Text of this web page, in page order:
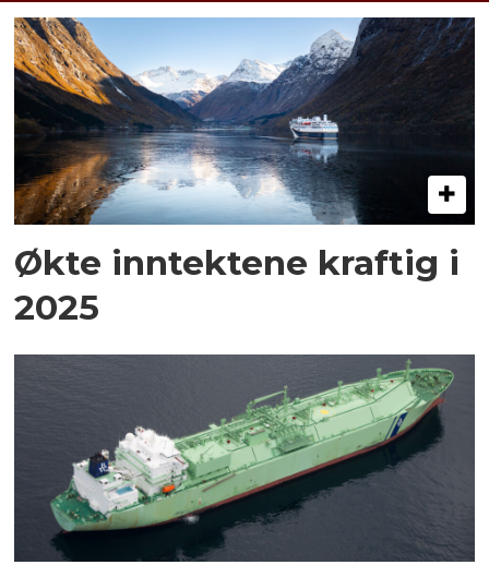
Økte inntektene kraftig i
2025